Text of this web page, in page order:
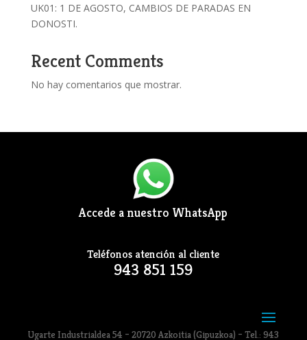
UK01: 1 DE AGOSTO, CAMBIOS DE PARADAS EN
DONOSTI.
Recent Comments
No hay comentarios que mostrar.
Accede a nuestro WhatsApp
Teléfonos atención al cliente
943 851 159
Ugarte Industrialdea 54 – 20720 Azkoitia (Gipuzkoa) – Tel.: 943